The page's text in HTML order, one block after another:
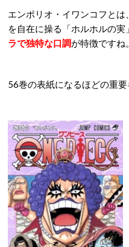
エンポリオ・イワンコフと
を自在に操る「ホルホルの実
ラで独特な口調が特徴ですね。
56巻の表紙になるほどの重要